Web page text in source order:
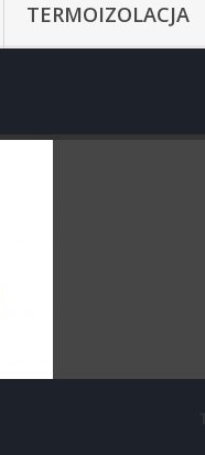
TERMOIZOLACJA